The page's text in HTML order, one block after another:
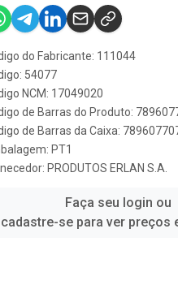
do Fabricante: 111044
54077
NCM: 17049020
de Barras do Produto:
de Barras da Caixa:
PT1
PRODUTOS ERLAN S.A.
Faça seu login ou
cadastre-se para ver preços